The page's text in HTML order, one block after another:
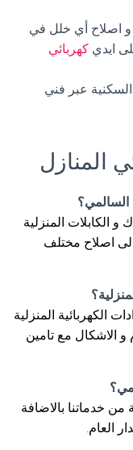
و اصلاح أي خلل في
ايدي كهربائي
عبر فني
المنازل
السالمي؟
و الكابلات المنزلية
الى اصلاح مختلف
الكهربائية المنزلية
و الاشكال مع تامين
خدماتنا بالاضافة
العام.